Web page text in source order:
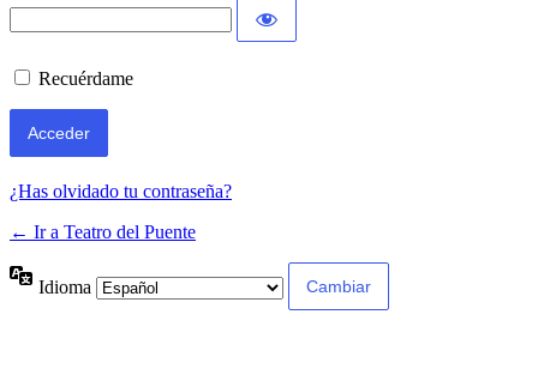
Recuérdame
¿Has olvidado tu contraseña?
← Ir a Teatro del Puente
Idioma